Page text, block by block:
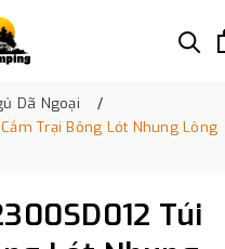
Dã Ngoại
Trại Bông Lót Nhung Lông
Túi